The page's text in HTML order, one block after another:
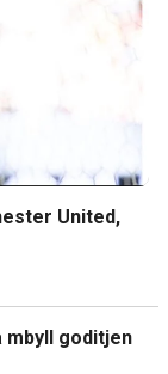
United,
mbyll goditjen